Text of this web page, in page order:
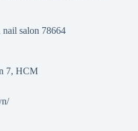
nail salon 78664
7, HCM